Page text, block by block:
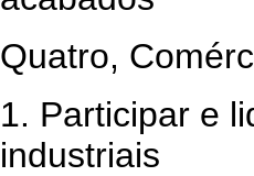
Quatro,
1. Participar e
industriais